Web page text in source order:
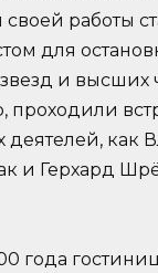
работы
для
и высших
проходили
деятелей, как
и Герхард
года